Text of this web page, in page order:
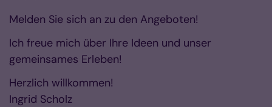
Melden Sie sich an zu den Angeboten!
Ich freue mich über Ihre Ideen und unser
gemeinsames Erleben!
Herzlich willkommen!
Ingrid Scholz